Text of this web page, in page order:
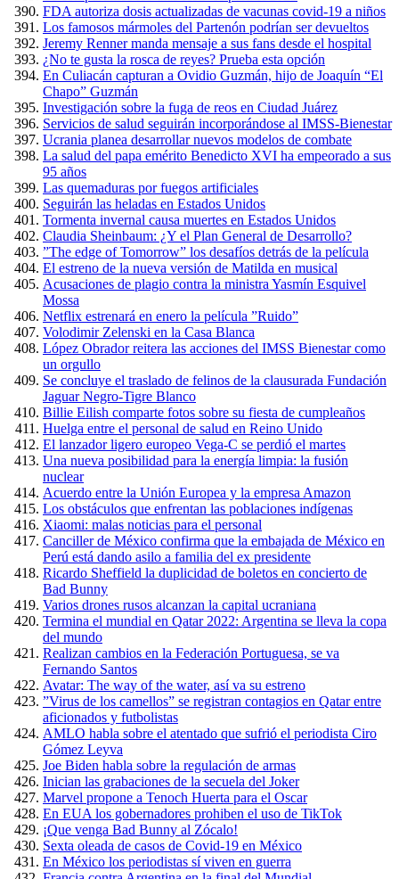
FDA autoriza dosis actualizadas de vacunas covid-19 a niños
Los famosos mármoles del Partenón podrían ser devueltos
Jeremy Renner manda mensaje a sus fans desde el hospital
¿No te gusta la rosca de reyes? Prueba esta opción
En Culiacán capturan a Ovidio Guzmán, hijo de Joaquín “El
Chapo” Guzmán
Investigación sobre la fuga de reos en Ciudad Juárez
Servicios de salud seguirán incorporándose al IMSS-Bienestar
Ucrania planea desarrollar nuevos modelos de combate
La salud del papa emérito Benedicto XVI ha empeorado a sus
95 años
Las quemaduras por fuegos artificiales
Seguirán las heladas en Estados Unidos
Tormenta invernal causa muertes en Estados Unidos
Claudia Sheinbaum: ¿Y el Plan General de Desarrollo?
”The edge of Tomorrow” los desafíos detrás de la película
El estreno de la nueva versión de Matilda en musical
Acusaciones de plagio contra la ministra Yasmín Esquivel
Mossa
Netflix estrenará en enero la película ”Ruido”
Volodimir Zelenski en la Casa Blanca
López Obrador reitera las acciones del IMSS Bienestar como
un orgullo
Se concluye el traslado de felinos de la clausurada Fundación
Jaguar Negro-Tigre Blanco
Billie Eilish comparte fotos sobre su fiesta de cumpleaños
Huelga entre el personal de salud en Reino Unido
El lanzador ligero europeo Vega-C se perdió el martes
Una nueva posibilidad para la energía limpia: la fusión
nuclear
Acuerdo entre la Unión Europea y la empresa Amazon
Los obstáculos que enfrentan las poblaciones indígenas
Xiaomi: malas noticias para el personal
Canciller de México confirma que la embajada de México en
Perú está dando asilo a familia del ex presidente
Ricardo Sheffield la duplicidad de boletos en concierto de
Bad Bunny
Varios drones rusos alcanzan la capital ucraniana
Termina el mundial en Qatar 2022: Argentina se lleva la copa
del mundo
Realizan cambios en la Federación Portuguesa, se va
Fernando Santos
Avatar: The way of the water, así va su estreno
”Virus de los camellos” se registran contagios en Qatar entre
aficionados y futbolistas
AMLO habla sobre el atentado que sufrió el periodista Ciro
Gómez Leyva
Joe Biden habla sobre la regulación de armas
Inician las grabaciones de la secuela del Joker
Marvel propone a Tenoch Huerta para el Oscar
En EUA los gobernadores prohiben el uso de TikTok
¡Que venga Bad Bunny al Zócalo!
Sexta oleada de casos de Covid-19 en México
En México los periodistas sí viven en guerra